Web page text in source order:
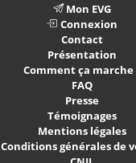
Mon EVG
Connexion
Contact
Présentation
Comment ça marche
FAQ
Presse
Témoignages
Mentions légales
Conditions générales de